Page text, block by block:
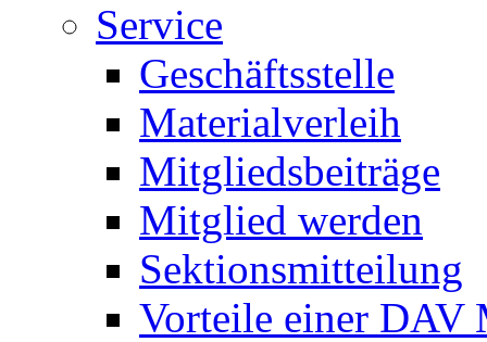
Service
Geschäftsstelle
Materialverleih
Mitgliedsbeiträge
Mitglied werden
Sektionsmitteilung
Vorteile einer DAV